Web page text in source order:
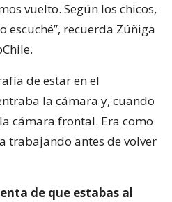
vuelto. Según los chicos,
escuché”, recuerda Zúñiga
de estar en el
la cámara y, cuando
cámara frontal. Era como
trabajando antes de volver
de que estabas al